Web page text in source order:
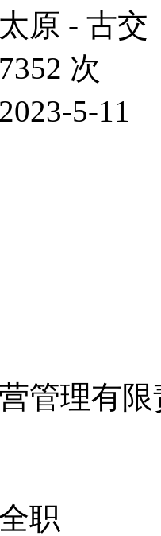
太原 - 古交
7352 次
2023-5-11
管理有
职